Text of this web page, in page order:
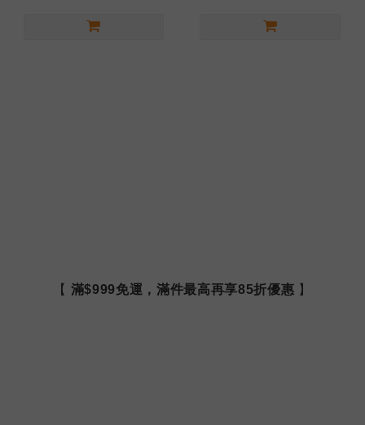
【 滿$999免運，滿件最高再享85折優惠 】